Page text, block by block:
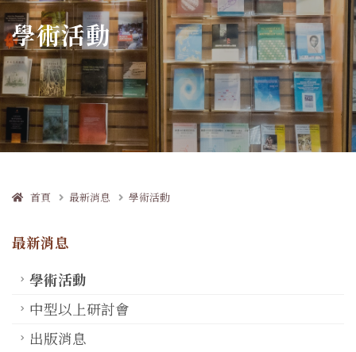
學術活動
首頁 最新消息 學術活動
最新消息
學術活動
中型以上研討會
出版消息